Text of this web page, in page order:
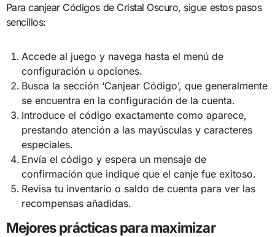
Para canjear Códigos de Cristal Oscuro, sigue estos pasos
sencillos:
Accede al juego y navega hasta el menú de
configuración u opciones.
Busca la sección ‘Canjear Código’, que generalmente
se encuentra en la configuración de la cuenta.
Introduce el código exactamente como aparece,
prestando atención a las mayúsculas y caracteres
especiales.
Envía el código y espera un mensaje de
confirmación que indique que el canje fue exitoso.
Revisa tu inventario o saldo de cuenta para ver las
recompensas añadidas.
Mejores prácticas para maximizar